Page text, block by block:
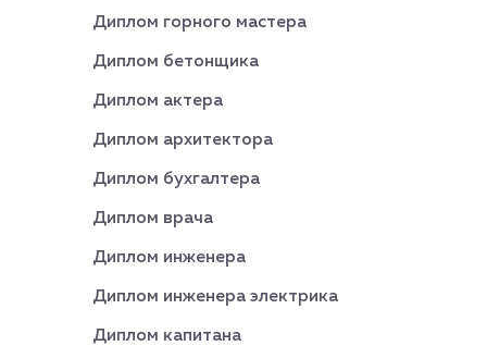
Диплом горного мастера
Диплом бетонщика
Диплом актера
Диплом архитектора
Диплом бухгалтера
Диплом врача
Диплом инженера
Диплом инженера электрика
Диплом капитана